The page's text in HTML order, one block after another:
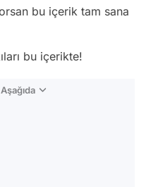
bu içerik tam sana
bu içerikte!